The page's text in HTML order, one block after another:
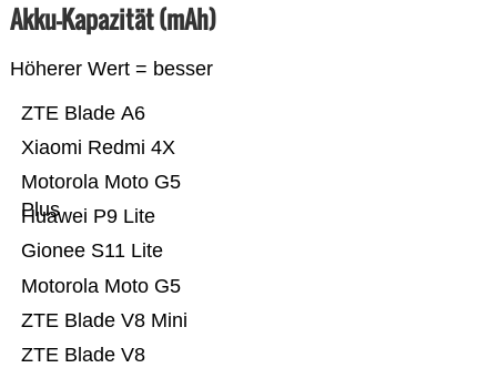
Akku-Kapazität (mAh)
Höherer Wert = besser
ZTE Blade V8
ZTE Blade V8 Mini
Motorola Moto G5
Gionee S11 Lite
Huawei P9 Lite
Motorola Moto G5
Plus
Xiaomi Redmi 4X
ZTE Blade A6